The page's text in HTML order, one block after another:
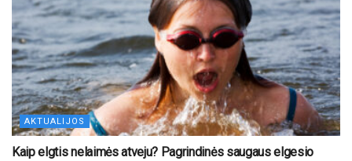
AKTUALIJOS
Kaip elgtis nelaimės atveju? Pagrindinės saugaus elgesio